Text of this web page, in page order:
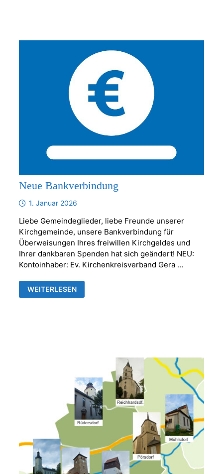
Neue Bankverbindung
1. Januar 2026
Liebe Gemeindeglieder, liebe Freunde unserer
Kirchgemeinde, unsere Bankverbindung für
Überweisungen Ihres freiwillen Kirchgeldes und
Ihrer dankbaren Spenden hat sich geändert! NEU:
Kontoinhaber: Ev. Kirchenkreisverband Gera …
NEUE
BANKVERBINDUNG
WEITERLESEN